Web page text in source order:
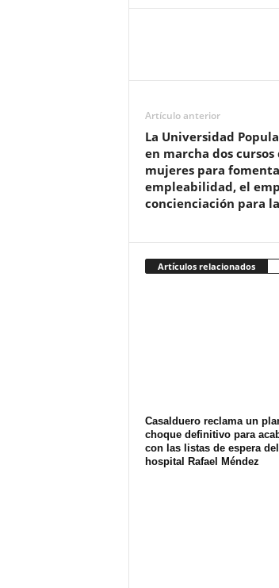
Artículo anterior
La Universidad
en marcha dos cursos
mujeres para
empleabilidad, el
concienciación para
Artículos relacionados
Casalduero reclama un
choque definitivo para
con las listas de espera del
hospital Rafael Méndez